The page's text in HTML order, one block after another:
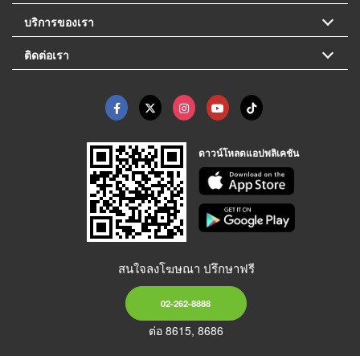
บริการของเรา
ติดต่อเรา
ดาวน์โหลดแอปพลิเคชัน
สนใจลงโฆษณา ปรึกษาฟรี
02-262-8888
ต่อ 8615, 8686